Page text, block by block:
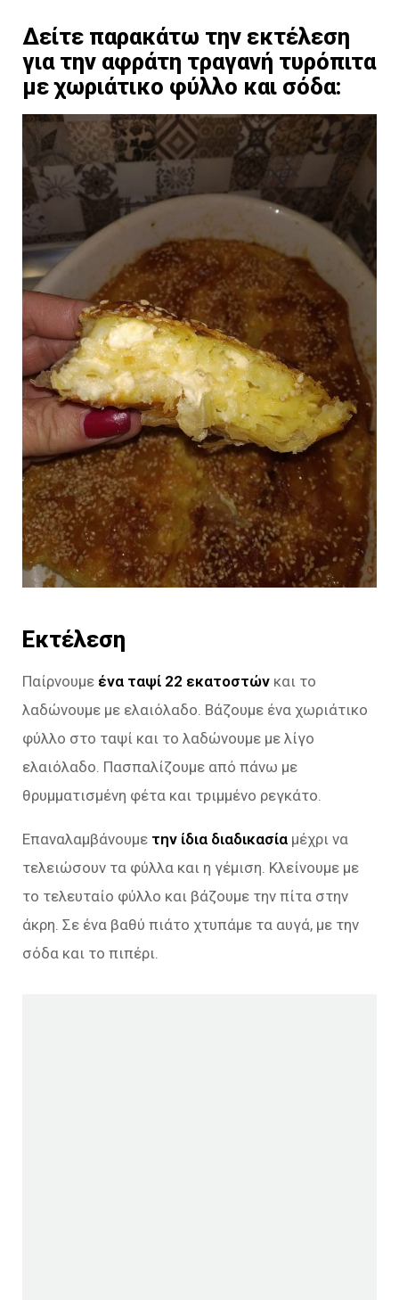
Δείτε παρακάτω την εκτέλεση
για την αφράτη τραγανή τυρόπιτα
με χωριάτικο φύλλο και σόδα:
Εκτέλεση
Παίρνουμε ένα ταψί 22 εκατοστών και το
λαδώνουμε με ελαιόλαδο. Βάζουμε ένα χωριάτικο
φύλλο στο ταψί και το λαδώνουμε με λίγο
ελαιόλαδο. Πασπαλίζουμε από πάνω με
θρυμματισμένη φέτα και τριμμένο ρεγκάτο.
Επαναλαμβάνουμε την ίδια διαδικασία μέχρι να
τελειώσουν τα φύλλα και η γέμιση. Κλείνουμε με
το τελευταίο φύλλο και βάζουμε την πίτα στην
άκρη. Σε ένα βαθύ πιάτο χτυπάμε τα αυγά, με την
σόδα και το πιπέρι.